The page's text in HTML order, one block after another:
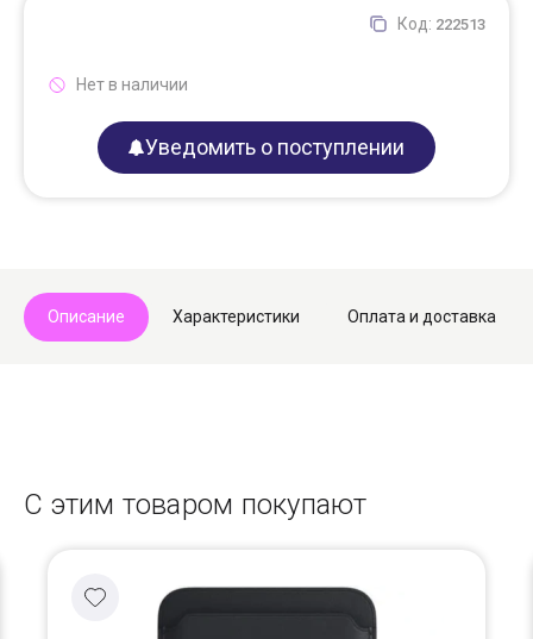
Код: 222513
Нет в наличии
Уведомить о поступлении
Описание Характеристики Оплата и доставка
С этим товаром покупают